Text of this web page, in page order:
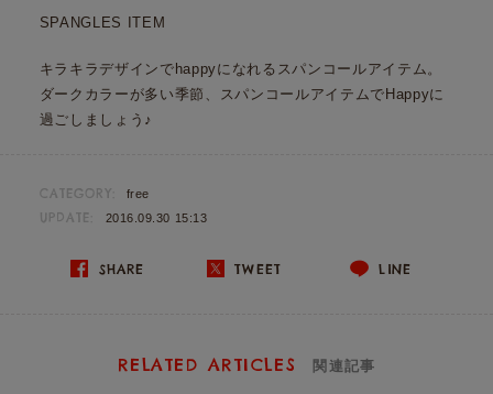
SPANGLES ITEM
キラキラデザインでhappyになれるスパンコールアイテム。
ダークカラーが多い季節、スパンコールアイテムでHappyに
過ごしましょう♪
CATEGORY: free
UPDATE: 2016.09.30 15:13
SHARE TWEET LINE
RELATED ARTICLES 関連記事